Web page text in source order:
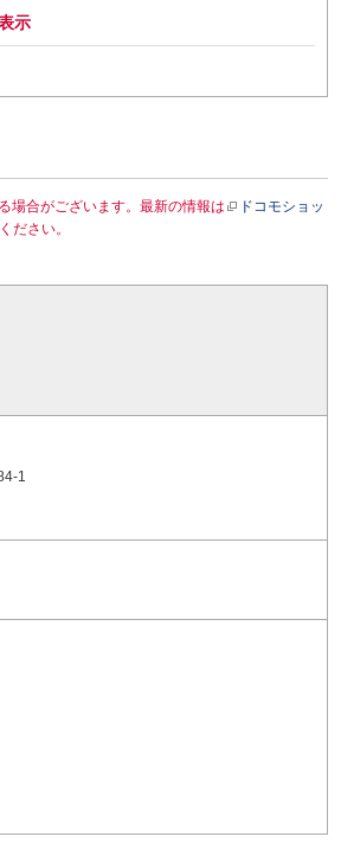
示
場合がございます。最新の情報は
ドコモショッ
ださい。
1